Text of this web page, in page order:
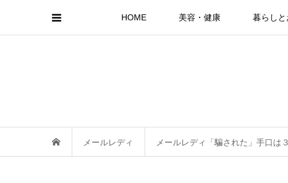
HOME 美容・健康 暮らしと
メールレディ メールレディ「騙された」手口は